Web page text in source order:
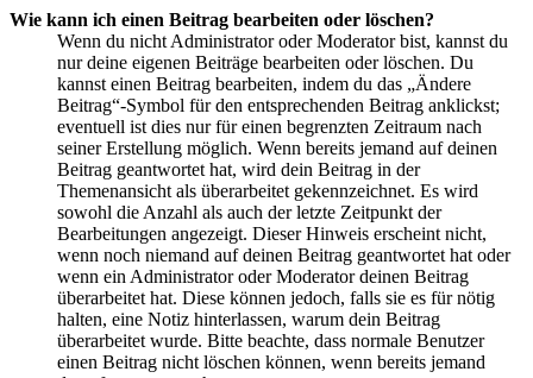
Wie kann ich einen Beitrag bearbeiten oder löschen?
Wenn du nicht Administrator oder Moderator bist, kannst du
nur deine eigenen Beiträge bearbeiten oder löschen. Du
kannst einen Beitrag bearbeiten, indem du das „Ändere
Beitrag“-Symbol für den entsprechenden Beitrag anklickst;
eventuell ist dies nur für einen begrenzten Zeitraum nach
seiner Erstellung möglich. Wenn bereits jemand auf deinen
Beitrag geantwortet hat, wird dein Beitrag in der
Themenansicht als überarbeitet gekennzeichnet. Es wird
sowohl die Anzahl als auch der letzte Zeitpunkt der
Bearbeitungen angezeigt. Dieser Hinweis erscheint nicht,
wenn noch niemand auf deinen Beitrag geantwortet hat oder
wenn ein Administrator oder Moderator deinen Beitrag
überarbeitet hat. Diese können jedoch, falls sie es für nötig
halten, eine Notiz hinterlassen, warum dein Beitrag
überarbeitet wurde. Bitte beachte, dass normale Benutzer
einen Beitrag nicht löschen können, wenn bereits jemand